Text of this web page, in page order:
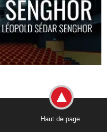
Haut de page